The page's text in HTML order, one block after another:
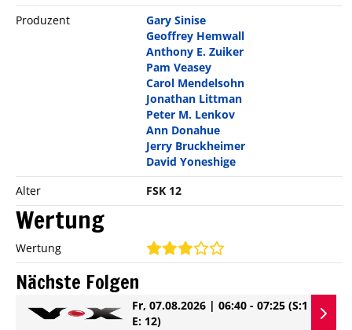
Produzent
Gary Sinise
Geoffrey Hemwall
Anthony E. Zuiker
Pam Veasey
Carol Mendelsohn
Jonathan Littman
Peter M. Lenkov
Ann Donahue
Jerry Bruckheimer
David Yoneshige
Alter
FSK 12
Wertung
Wertung
Nächste Folgen
Fr, 07.08.2026 | 06:40 - 07:25 (S:1
E: 12)